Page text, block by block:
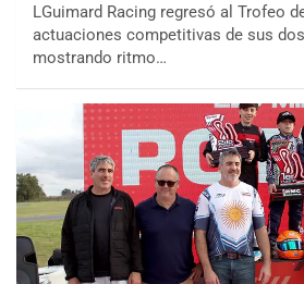
LGuimard Racing regresó al Trofeo
actuaciones competitivas de sus
mostrando ritmo…